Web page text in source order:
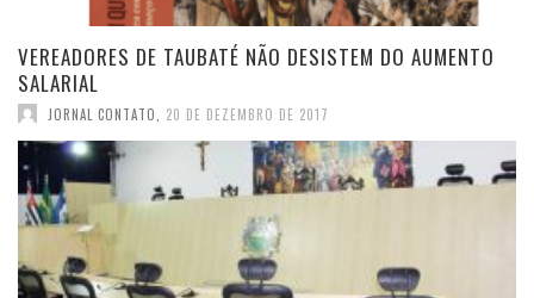
VEREADORES DE TAUBATÉ NÃO DESISTEM DO AUMENTO
SALARIAL
JORNAL CONTATO 20 DE DEZEMBRO DE 2017